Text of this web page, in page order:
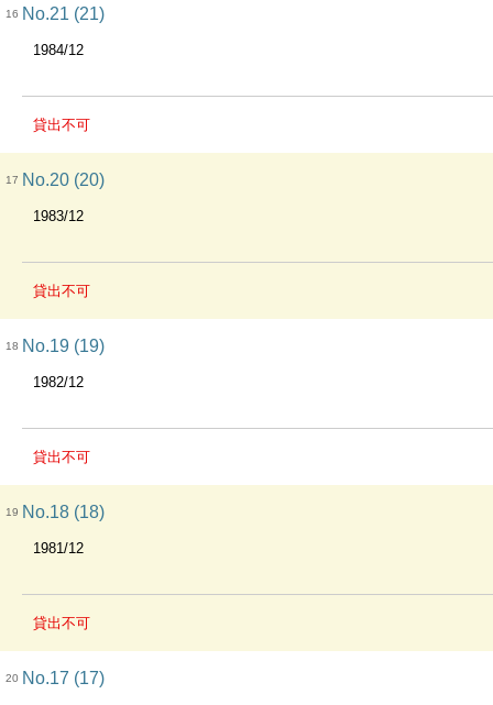
16 No.21 (21)
1984/12
貸出不可
17 No.20 (20)
1983/12
貸出不可
18 No.19 (19)
1982/12
貸出不可
19 No.18 (18)
1981/12
貸出不可
20 No.17 (17)